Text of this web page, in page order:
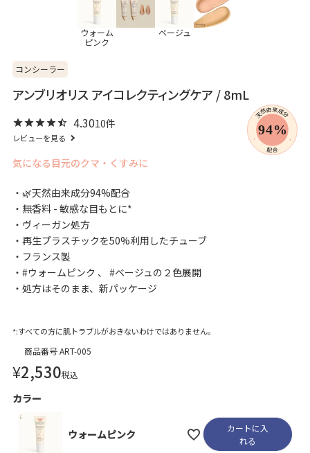
ウォーム
ピンク
ベージュ
コンシーラー
アンブリオリス アイコレクティングケア / 8mL
レビューを見る
4.3010
気になる目元のクマ・くすみに
🌿天然由来成分94%配合
無香料 - 敏感な目もとに*
ヴィーガン処方
再生プラスチックを50%利用したチューブ
フランス製
#ウォームピンク 、 #ベージュの２色展開
処方はそのまま、新パッケージ
*:すべての方に肌トラブルがおきないわけではありません。
商品番号ART-005
¥2,530税込
カラー
ウォームピンク
カートに入
れる